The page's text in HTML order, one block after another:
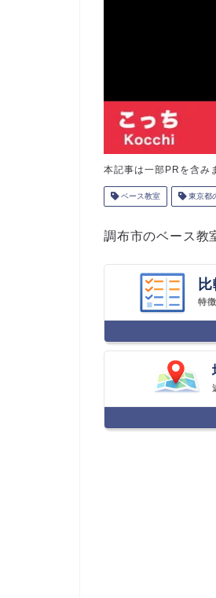
本記事は一部PRを含み
ベース教室 東京都
調布市のベース教
特